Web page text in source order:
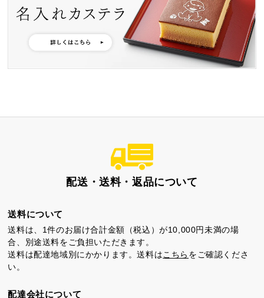
カステラ巻 三笠山どら焼き チョコテイリア
茶ってら お茶みかん 風紋花
配送・送料・返品について
送料について
送料は、1件のお届け合計金額（税込）が10,000円未満の場
合、別途送料をご負担いただきます。
送料は配達地域別にかかります。送料はこちら をご確認くださ
い。
配達会社について